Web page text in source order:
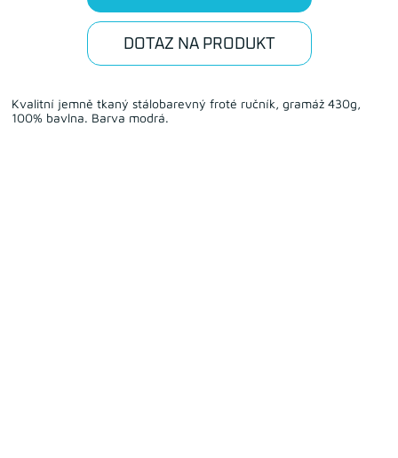
DOTAZ NA PRODUKT
Kvalitní jemně tkaný stálobarevný froté ručník, gramáž 430g,
100% bavlna. Barva modrá.